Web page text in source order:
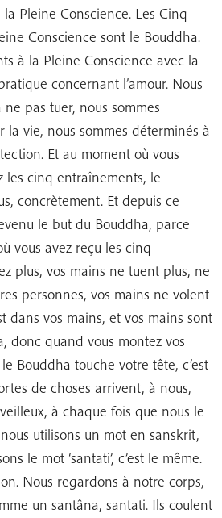
Pleine Conscience. Les Cinq
Conscience sont le Bouddha.
à la Pleine Conscience avec la
concernant l’amour. Nous
pas tuer, nous sommes
vie, nous sommes déterminés à
Et au moment où vous
les cinq entraînements, le
concrètement. Et depuis ce
le but du Bouddha, parce
vous avez reçu les cinq
plus, vos mains ne tuent plus, ne
personnes, vos mains ne volent
dans vos mains, et vos mains sont
donc quand vous montez vos
Bouddha touche votre tête, c’est
de choses arrivent, à nous,
à chaque fois que nous le
utilisons un mot en sanskrit,
le mot ‘santati’, c’est le même.
Nous regardons à notre corps,
un santâna, santati. Ils coulent